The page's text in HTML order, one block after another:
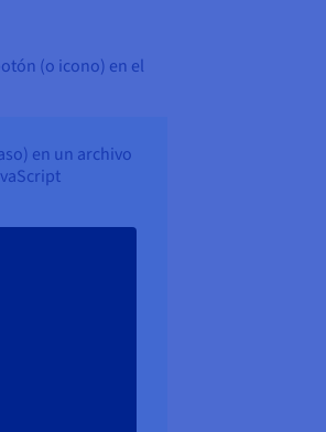
(o icono) en el
en un archivo